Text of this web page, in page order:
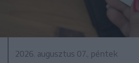
2026. augusztus 07., péntek